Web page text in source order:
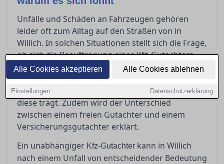
Alle Cookies akzeptieren Alle Cookies ablehnen
Einstellungen Datenschutzerklärung
Unfälle und Schäden an Fahrzeugen gehören
leider oft zum Alltag auf den Straßen von in
Willich. In solchen Situationen stellt sich die Frage,
ob sich die Beauftragung eines Kfz-Gutachters
lohnt. Dieser Ratgeber bietet Orientierung und
erläutert, wann ein unabhängiger Gutachter
unverzichtbar ist, welche Kosten anfallen und wer
diese trägt. Zudem wird der Unterschied
zwischen einem freien Gutachter und einem
Versicherungsgutachter erklärt.
Ein unabhängiger Kfz-Gutachter kann in Willich
nach einem Unfall von entscheidender Bedeutung